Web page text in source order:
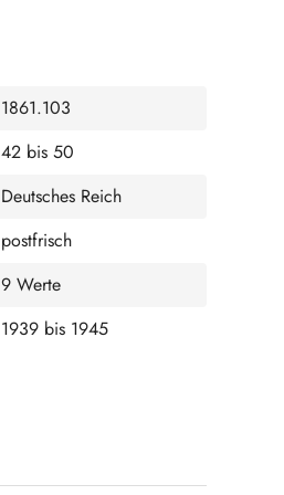
1861.103
42 bis 50
Deutsches Reich
postfrisch
9 Werte
1939 bis 1945